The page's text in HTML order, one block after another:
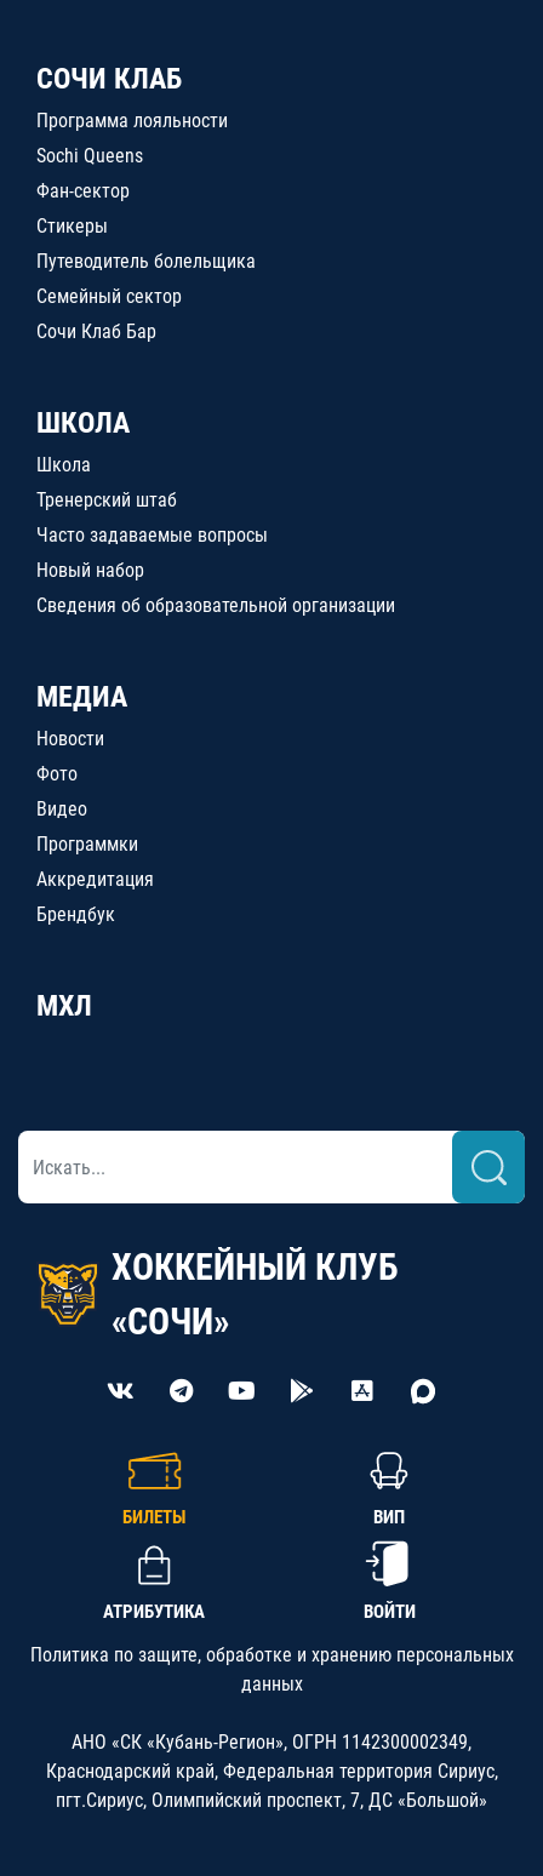
СОЧИ КЛАБ
Программа лояльности
Sochi Queens
Фан-сектор
Стикеры
Путеводитель болельщика
Семейный сектор
Сочи Клаб Бар
ШКОЛА
Школа
Тренерский штаб
Часто задаваемые вопросы
Новый набор
Сведения об образовательной организации
МЕДИА
Новости
Фото
Видео
Программки
Аккредитация
Брендбук
МХЛ
ХОККЕЙНЫЙ КЛУБ
«СОЧИ»
БИЛЕТЫ ВИП
АТРИБУТИКА ВОЙТИ
Политика по защите, обработке и хранению персональных
данных
АНО «СК «Кубань-Регион», ОГРН 1142300002349,
Краснодарский край, Федеральная территория Сириус,
пгт.Сириус, Олимпийский проспект, 7, ДС «Большой»